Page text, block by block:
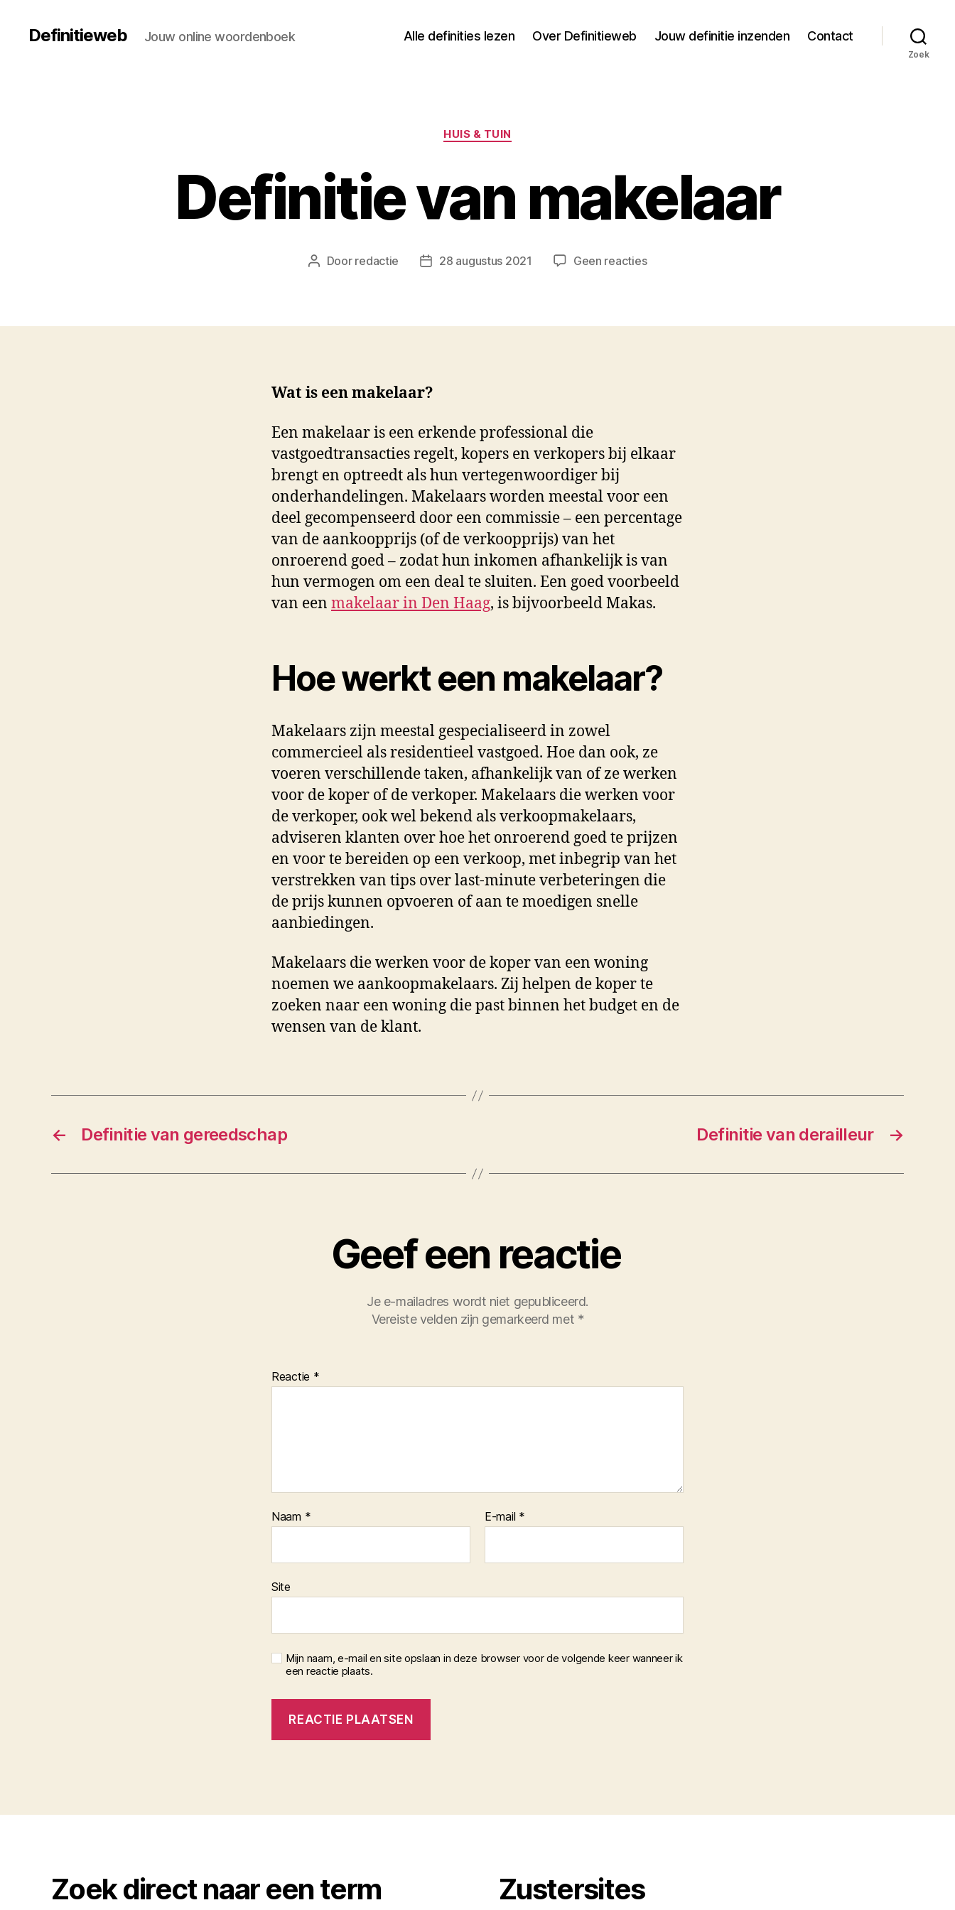
Definitieweb Jouw online woordenboek Alle definities lezen Over Definitieweb Jouw definitie inzenden Contact
Zoek
Categorieën
HUIS & TUIN
Definitie van makelaar
Berichtauteur
Door redactie Berichtdatum
28 augustus 2021 Geen reactiesop
Wat is een makelaar?
Een makelaar is een erkende professional die
vastgoedtransacties regelt, kopers en verkopers bij elkaar
brengt en optreedt als hun vertegenwoordiger bij
onderhandelingen. Makelaars worden meestal voor een
deel gecompenseerd door een commissie – een percentage
van de aankoopprijs (of de verkoopprijs) van het
onroerend goed – zodat hun inkomen afhankelijk is van
hun vermogen om een deal te sluiten. Een goed voorbeeld
van een makelaar in Den Haag, is bijvoorbeeld Makas.
Hoe werkt een makelaar?
Makelaars zijn meestal gespecialiseerd in zowel
commercieel als residentieel vastgoed. Hoe dan ook, ze
voeren verschillende taken, afhankelijk van of ze werken
voor de koper of de verkoper. Makelaars die werken voor
de verkoper, ook wel bekend als verkoopmakelaars,
adviseren klanten over hoe het onroerend goed te prijzen
en voor te bereiden op een verkoop, met inbegrip van het
verstrekken van tips over last-minute verbeteringen die
de prijs kunnen opvoeren of aan te moedigen snelle
aanbiedingen.
Makelaars die werken voor de koper van een woning
noemen we aankoopmakelaars. Zij helpen de koper te
zoeken naar een woning die past binnen het budget en de
wensen van de klant.
← Definitie van gereedschap →
Definitie van derailleur
Geef een reactie
Je e-mailadres wordt niet gepubliceerd.
Vereiste velden zijn gemarkeerd met *
Reactie *
Naam * E-mail *
Site
Mijn naam, e-mail en site opslaan in deze browser voor de volgende keer wanneer ik
een reactie plaats.
Zoek direct naar een term Zustersites